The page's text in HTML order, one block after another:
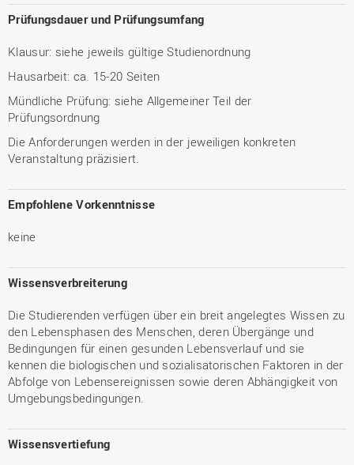
Prüfungsdauer und Prüfungsumfang
Klausur: siehe jeweils gültige Studienordnung
Hausarbeit: ca. 15-20 Seiten
Mündliche Prüfung: siehe Allgemeiner Teil der
Prüfungsordnung
Die Anforderungen werden in der jeweiligen konkreten
Veranstaltung präzisiert.
Empfohlene Vorkenntnisse
keine
Wissensverbreiterung
Die Studierenden verfügen über ein breit angelegtes Wissen zu
den Lebensphasen des Menschen, deren Übergänge und
Bedingungen für einen gesunden Lebensverlauf und sie
kennen die biologischen und sozialisatorischen Faktoren in der
Abfolge von Lebensereignissen sowie deren Abhängigkeit von
Umgebungsbedingungen.
Wissensvertiefung